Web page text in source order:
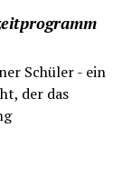
Schüler - ein
der das